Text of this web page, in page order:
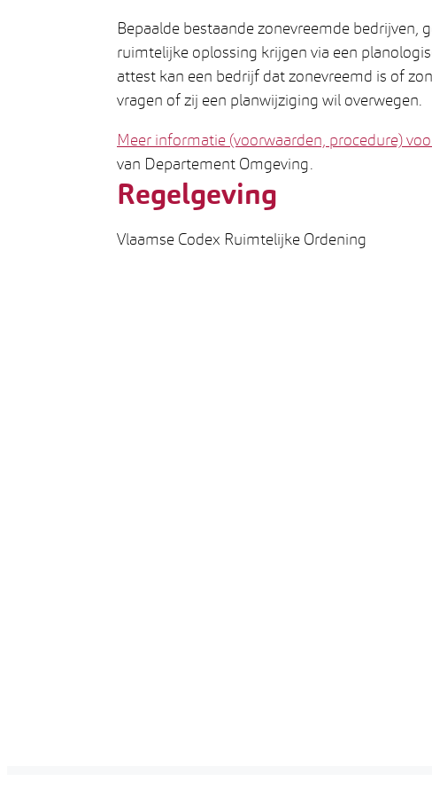
Bepaalde bestaande zonevreemde bedrijven,
ruimtelijke oplossing krijgen via een
attest kan een bedrijf dat zonevreemd is of
vragen of zij een planwijziging wil overwegen.
Meer informatie (voorwaarden, procedure)
van Departement Omgeving.
Regelgeving
Vlaamse Codex Ruimtelijke Ordening